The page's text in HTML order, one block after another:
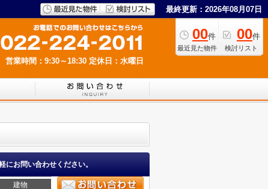
最終更新：2026年08月07日
00件
最近見た物件
00件
検討リスト
営業時間：9:30～18:30 定休日：水曜日
にお問い合わせください。
建物